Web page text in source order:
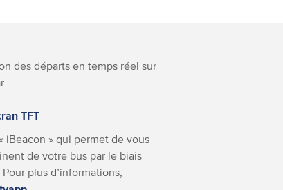
des départs en temps réel sur
TFT
iBeacon » qui permet de vous
de votre bus par le biais
plus d’informations,